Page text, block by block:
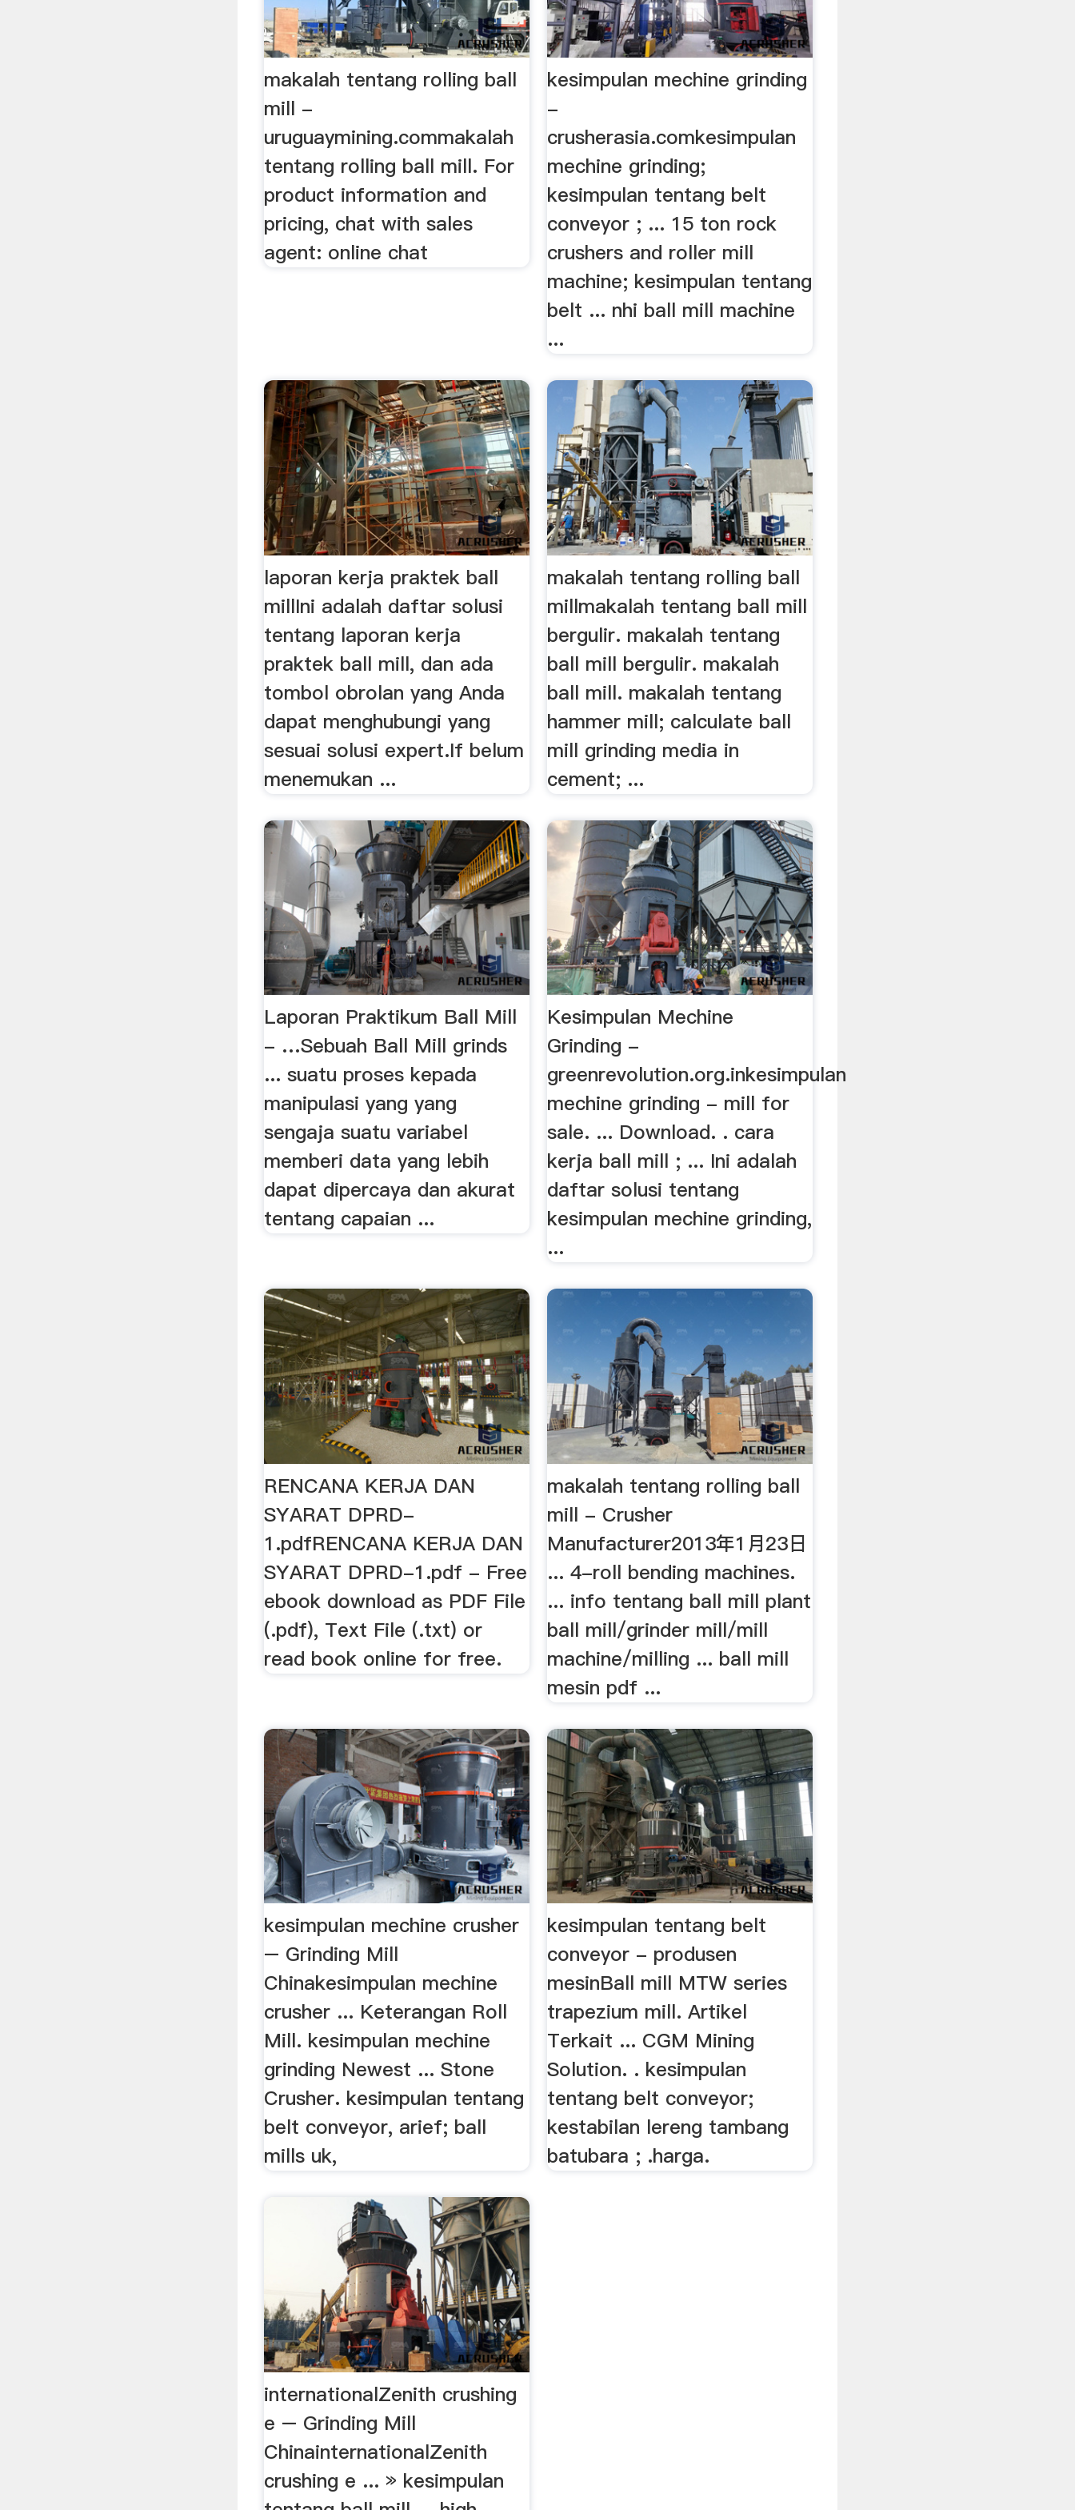
makalah tentang rolling ball
mill -
uruguaymining.commakalah
tentang rolling ball mill. For
product information and
pricing, chat with sales
agent: online chat
kesimpulan mechine grinding
-
crusherasia.comkesimpulan
mechine grinding;
kesimpulan tentang belt
conveyor ; ... 15 ton rock
crushers and roller mill
machine; kesimpulan tentang
belt ... nhi ball mill machine
...
laporan kerja praktek ball
millIni adalah daftar solusi
tentang laporan kerja
praktek ball mill, dan ada
tombol obrolan yang Anda
dapat menghubungi yang
sesuai solusi expert.If belum
menemukan ...
makalah tentang rolling ball
millmakalah tentang ball mill
bergulir. makalah tentang
ball mill bergulir. makalah
ball mill. makalah tentang
hammer mill; calculate ball
mill grinding media in
cement; ...
Laporan Praktikum Ball Mill
- …Sebuah Ball Mill grinds
... suatu proses kepada
manipulasi yang yang
sengaja suatu variabel
memberi data yang lebih
dapat dipercaya dan akurat
tentang capaian ...
Kesimpulan Mechine
Grinding -
greenrevolution.org.inkesimpulan
mechine grinding - mill for
sale. ... Download. . cara
kerja ball mill ; ... Ini adalah
daftar solusi tentang
kesimpulan mechine grinding,
...
RENCANA KERJA DAN
SYARAT DPRD-
1.pdfRENCANA KERJA DAN
SYARAT DPRD-1.pdf - Free
ebook download as PDF File
(.pdf), Text File (.txt) or
read book online for free.
makalah tentang rolling ball
mill - Crusher
Manufacturer2013年1月23日
... 4-roll bending machines.
... info tentang ball mill plant
ball mill/grinder mill/mill
machine/milling ... ball mill
mesin pdf ...
kesimpulan mechine crusher
– Grinding Mill
Chinakesimpulan mechine
crusher ... Keterangan Roll
Mill. kesimpulan mechine
grinding Newest ... Stone
Crusher. kesimpulan tentang
belt conveyor, arief; ball
mills uk,
kesimpulan tentang belt
conveyor - produsen
mesinBall mill MTW series
trapezium mill. Artikel
Terkait ... CGM Mining
Solution. . kesimpulan
tentang belt conveyor;
kestabilan lereng tambang
batubara ; .harga.
internationalZenith crushing
e – Grinding Mill
ChinainternationalZenith
crushing e ... » kesimpulan